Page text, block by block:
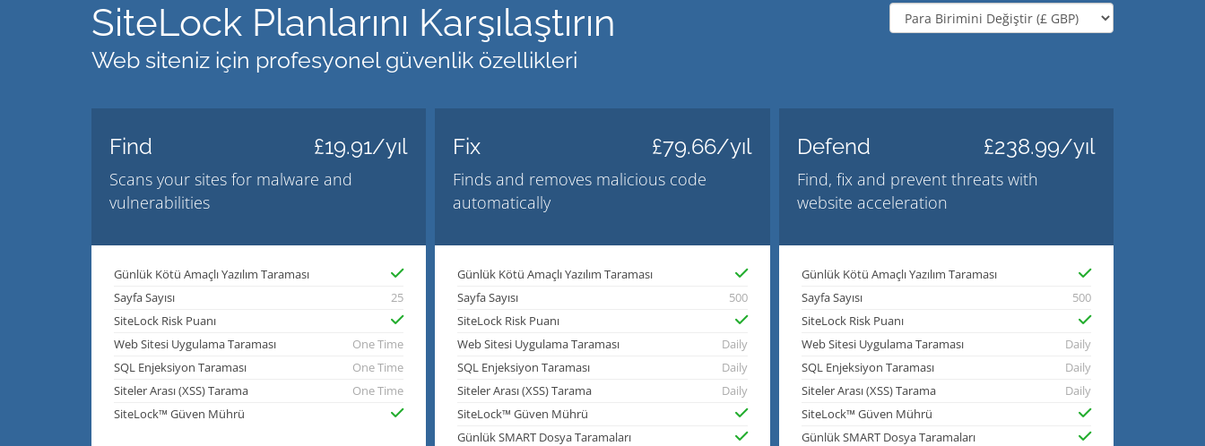
SiteLock Planlarını Karşılaştırın
Web siteniz için profesyonel güvenlik özellikleri
Find £19.91/yıl
Scans your sites for malware and
vulnerabilities
Günlük Kötü Amaçlı Yazılım Taraması
Sayfa Sayısı
25
SiteLock Risk Puanı
Web Sitesi Uygulama Taraması
One Time
SQL Enjeksiyon Taraması
One Time
Siteler Arası (XSS) Tarama
One Time
SiteLock™ Güven Mührü
Fix £79.66/yıl
Finds and removes malicious code
automatically
Günlük Kötü Amaçlı Yazılım Taraması
Sayfa Sayısı
500
SiteLock Risk Puanı
Web Sitesi Uygulama Taraması
Daily
SQL Enjeksiyon Taraması
Daily
Siteler Arası (XSS) Tarama
Daily
SiteLock™ Güven Mührü
Günlük SMART Dosya Taramaları
Defend £238.99/yıl
Find, fix and prevent threats with
website acceleration
Günlük Kötü Amaçlı Yazılım Taraması
Sayfa Sayısı
500
SiteLock Risk Puanı
Web Sitesi Uygulama Taraması
Daily
SQL Enjeksiyon Taraması
Daily
Siteler Arası (XSS) Tarama
Daily
SiteLock™ Güven Mührü
Günlük SMART Dosya Taramaları